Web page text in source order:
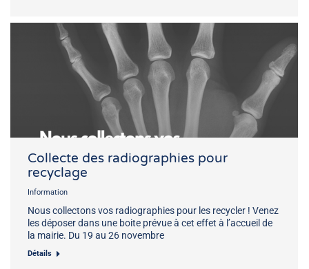
Collecte des radiographies pour
recyclage
Information
Nous collectons vos radiographies pour les recycler ! Venez
les déposer dans une boite prévue à cet effet à l’accueil de
la mairie. Du 19 au 26 novembre
Détails